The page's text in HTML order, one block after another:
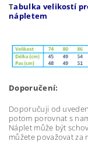
Tabulka velikostí
nápletem
Doporučení:
Doporučuji od
potom porovnat s
Náplet může být
můžete považovat za